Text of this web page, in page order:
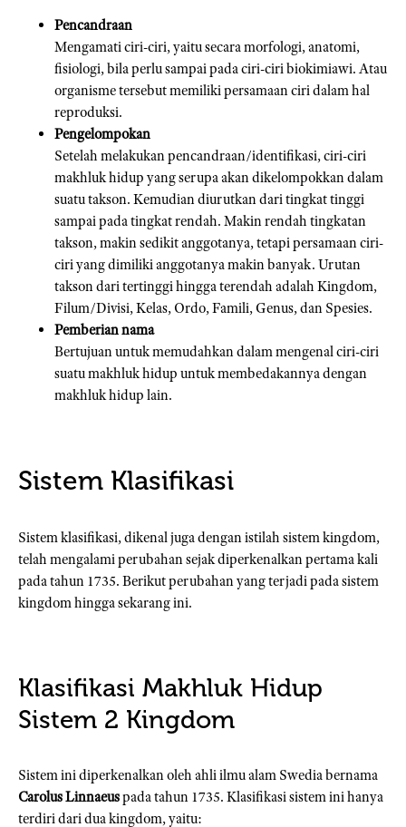
Pencandraan
Mengamati ciri-ciri, yaitu secara morfologi, anatomi,
fisiologi, bila perlu sampai pada ciri-ciri biokimiawi. Atau
organisme tersebut memiliki persamaan ciri dalam hal
reproduksi.
Pengelompokan
Setelah melakukan pencandraan/identifikasi, ciri-ciri
makhluk hidup yang serupa akan dikelompokkan dalam
suatu takson. Kemudian diurutkan dari tingkat tinggi
sampai pada tingkat rendah. Makin rendah tingkatan
takson, makin sedikit anggotanya, tetapi persamaan ciri-
ciri yang dimiliki anggotanya makin banyak. Urutan
takson dari tertinggi hingga terendah adalah Kingdom,
Filum/Divisi, Kelas, Ordo, Famili, Genus, dan Spesies.
Pemberian nama
Bertujuan untuk memudahkan dalam mengenal ciri-ciri
suatu makhluk hidup untuk membedakannya dengan
makhluk hidup lain.
Sistem Klasifikasi
Sistem klasifikasi, dikenal juga dengan istilah sistem kingdom,
telah mengalami perubahan sejak diperkenalkan pertama kali
pada tahun 1735. Berikut perubahan yang terjadi pada sistem
kingdom hingga sekarang ini.
Klasifikasi Makhluk Hidup
Sistem 2 Kingdom
Sistem ini diperkenalkan oleh ahli ilmu alam Swedia bernama
Carolus Linnaeuspada tahun 1735. Klasifikasi sistem ini hanya
terdiri dari dua kingdom, yaitu: